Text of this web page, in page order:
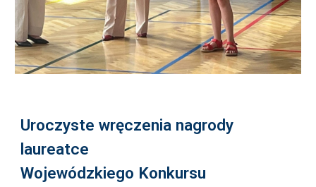
Uroczyste wręczenia nagrody
laureatce
Wojewódzkiego Konkursu